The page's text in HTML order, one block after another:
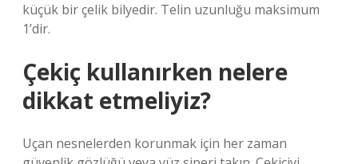
küçük bir çelik bilyedir. Telin uzunluğu maksimum
1’dir.
Çekiç kullanırken nelere
dikkat etmeliyiz?
Uçan nesnelerden korunmak için her zaman